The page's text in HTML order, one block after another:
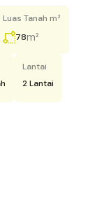
Luas Tanah m²
78m²
Lantai
2 Lantai